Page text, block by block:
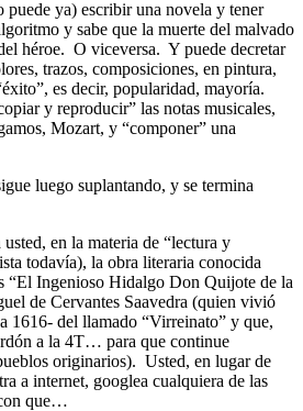
puede ya) escribir una novela y tener
y sabe que la muerte del malvado
héroe. O viceversa. Y puede decretar
trazos, composiciones, en pintura,
es decir, popularidad, mayoría.
y reproducir” las notas musicales,
Mozart, y “componer” una
luego suplantando, y se termina
en la materia de “lectura y
todavía), la obra literaria conocida
“El Ingenioso Hidalgo Don Quijote de la
de Cervantes Saavedra (quien vivió
1616- del llamado “Virreinato” y que,
a la 4T… para que continue
originarios). Usted, en lugar de
a internet, googlea cualquiera de las
que…